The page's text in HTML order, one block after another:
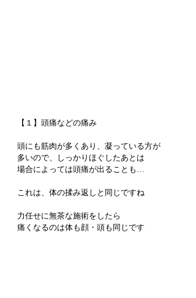
【１】頭痛などの痛み
頭にも筋肉が多くあり、凝っている方が
多いので、しっかりほぐしたあとは
場合によっては頭痛が出ることも…
これは、体の揉み返しと同じですね
力任せに無茶な施術をしたら
痛くなるのは体も顔・頭も同じです